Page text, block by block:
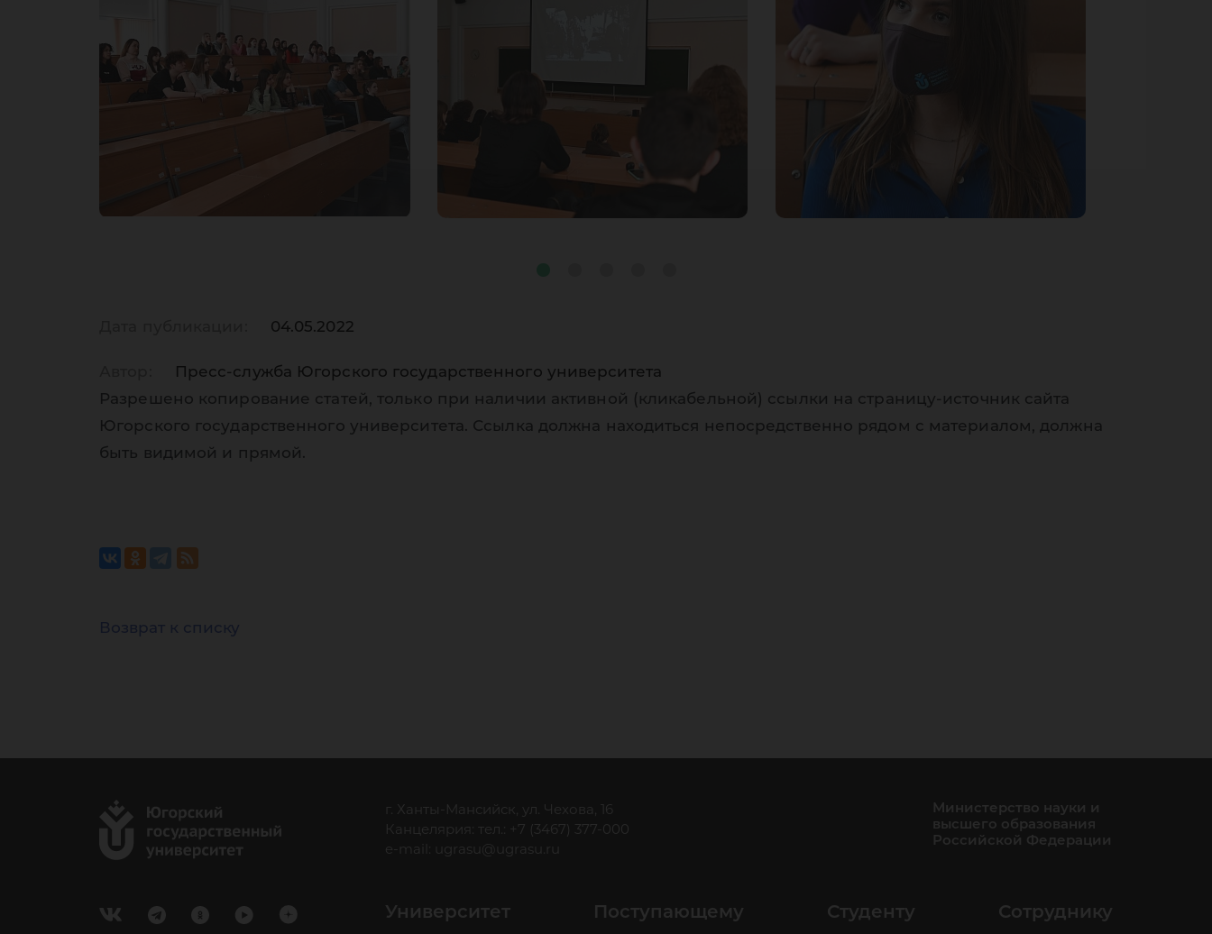
04.05.2022
Пресс-служба Югорского государственного университета
Разрешено копирование статей, только при наличии активной (кликабельной) ссылки на страницу-источник сайта
Югорского государственного университета. Ссылка должна находиться непосредственно рядом с материалом, должна
быть видимой и прямой.
Возврат к списку
г. Ханты-Мансийск, ул. Чехова, 16
Канцелярия: тел.: +7 (3467) 377-000
e-mail:
ugrasu@ugrasu.ru
Министерство науки и
высшего образования
Российской Федерации
Университет Поступающему Студенту Сотруднику